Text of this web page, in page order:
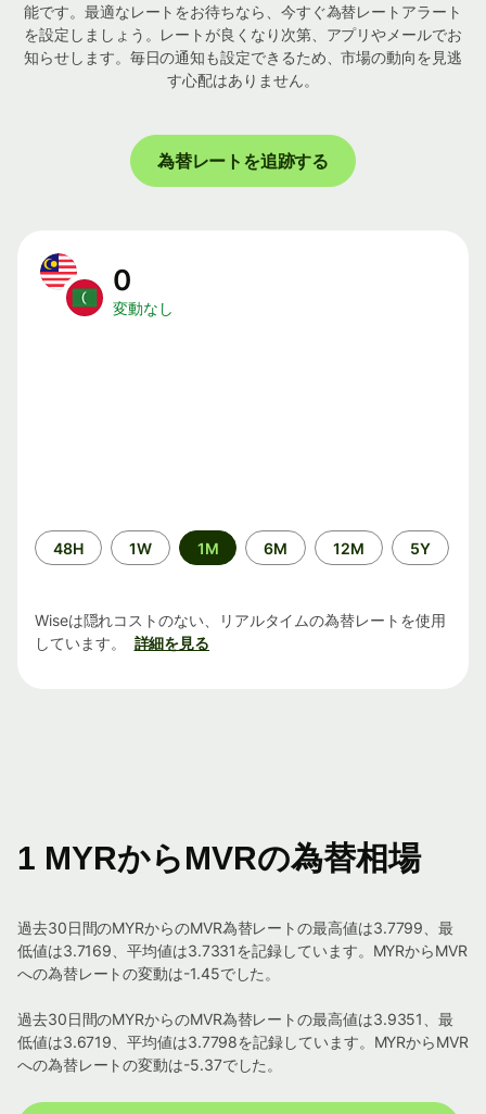
能です。最適なレートをお待ちなら、今すぐ為替レートアラート
を設定しましょう。レートが良くなり次第、アプリやメールでお
知らせします。毎日の通知も設定できるため、市場の動向を見逃
す心配はありません。
為替レートを追跡する
0
変動なし
期
間
48H 1W 1M 6M 12M 5Y
Wiseは隠れコストのない、リアルタイムの為替レートを使用
しています。
詳細を見る
1 MYRからMVRの為替相場
過去30日間のMYRからのMVR為替レートの最高値は3.7799、最
低値は3.7169、平均値は3.7331を記録しています。MYRからMVR
への為替レートの変動は-1.45でした。
過去30日間のMYRからのMVR為替レートの最高値は3.9351、最
低値は3.6719、平均値は3.7798を記録しています。MYRからMVR
への為替レートの変動は-5.37でした。